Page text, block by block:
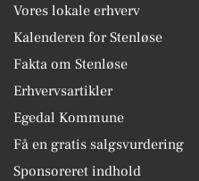
Vores lokale erhverv
Kalenderen for Stenløse
Fakta om Stenløse
Erhvervsartikler
Egedal Kommune
Få en gratis salgsvurdering
Sponsoreret indhold